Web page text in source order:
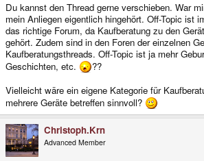
Du kannst den Thread gerne verschieben. War
mein Anliegen eigentlich hingehört. Off-Topic ist
das richtige Forum, da Kaufberatung zu den
gehört. Zudem sind in den Foren der einzelnen
Kaufberatungsthreads. Off-Topic ist ja mehr
Geschichten, etc.
??
Vielleicht wäre ein eigene Kategorie für
mehrere Geräte betreffen sinnvoll?
Christoph.Krn
Advanced Member